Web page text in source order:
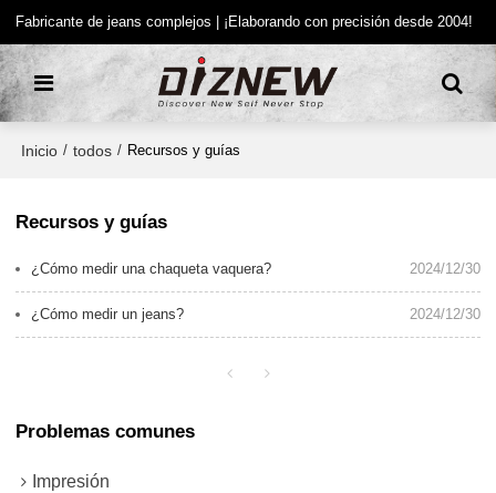
Fabricante de jeans complejos | ¡Elaborando con precisión desde 2004!
Inicio / todos / Recursos y guías
Recursos y guías
¿Cómo medir una chaqueta vaquera? 2024/12/30
¿Cómo medir un jeans? 2024/12/30
Problemas comunes
Impresión